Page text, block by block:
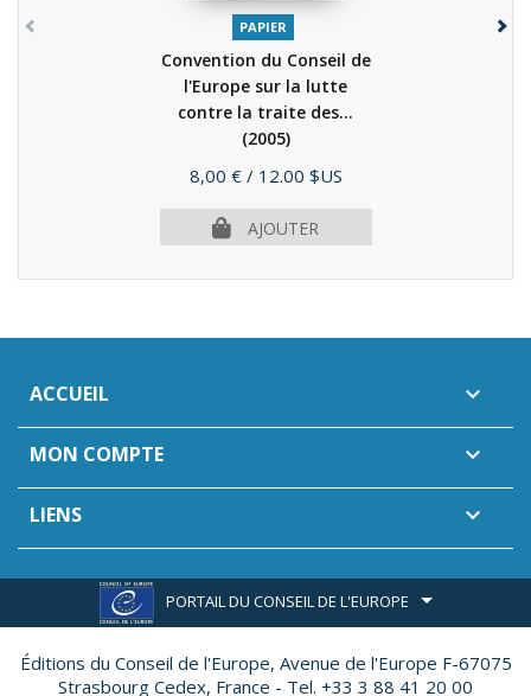
PAPIER
Convention du Conseil de
l'Europe sur la lutte
contre la traite des...
(2005)
Prix
8,00 € / 12.00 $US
AJOUTER
ACCUEIL 
MON COMPTE 
LIENS 
PORTAIL DU CONSEIL DE L'EUROPE
Éditions du Conseil de l'Europe, Avenue de l'Europe F-67075
Strasbourg Cedex, France - Tel. +33 3 88 41 20 00